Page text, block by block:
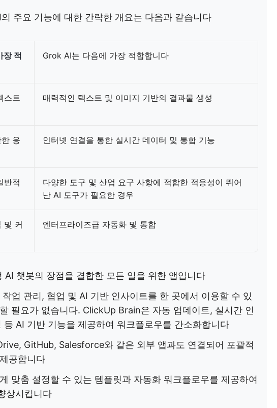
주요 기능에 대한 간략한 개요는 다음과 같습니다
장 적
Grok AI는 다음에 가장 적합합니다
스트
매력적인 텍스트 및 이미지 기반의 결과물 생성
응
인터넷 연결을 통한 실시간 데이터 및 통합 기능
반적
다양한 도구 및 산업 요구 사항에 적합한 적응성이 뛰어
난 AI 도구가 필요한 경우
및 커
엔터프라이즈급 자동화 및 통합
AI 챗봇의 장점을 결합한 모든 일을 위한 앱입니다
업 관리, 협업 및 AI 기반 인사이트를 한 곳에서 이용할 수 있
필요가 없습니다. ClickUp Brain은 자동 업데이트, 실시간 인
등 AI 기반 기능을 제공하여 워크플로우를 간소화합니다
GitHub, Salesforce와 같은 외부 앱과도 연결되어 포괄적
공합니다
맞춤 설정할 수 있는 템플릿과 자동화 워크플로우를 제공하여
상시킵니다